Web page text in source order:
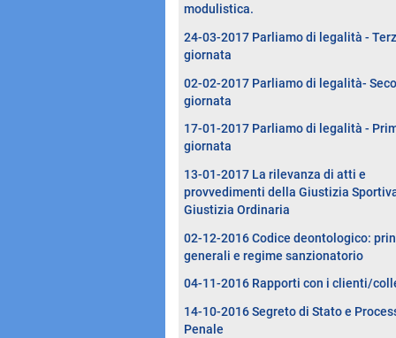
modulistica.
24-03-2017 Parliamo di legalità -
giornata
02-02-2017 Parliamo di legalità-
giornata
17-01-2017 Parliamo di legalità -
giornata
13-01-2017 La rilevanza di atti e
provvedimenti della Giustizia
Giustizia Ordinaria
02-12-2016 Codice deontologico:
generali e regime sanzionatorio
04-11-2016 Rapporti con i clienti/
14-10-2016 Segreto di Stato e
Penale